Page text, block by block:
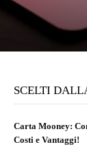
SCELTI
Carta Mooney:
Costi e Vantaggi!